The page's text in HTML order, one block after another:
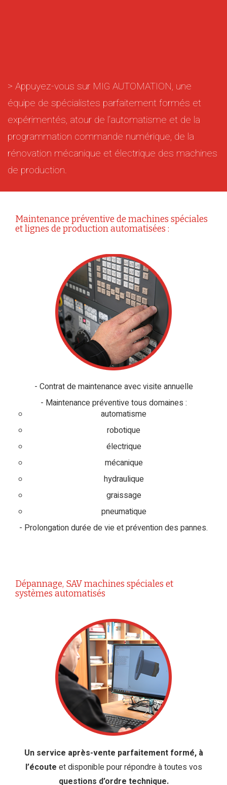
> Appuyez-vous sur MIG AUTOMATION, une
équipe de spécialistes parfaitement formés et
expérimentés, atour de l’automatisme et de la
programmation commande numérique, de la
rénovation mécanique et électrique des machines
de production.
Maintenance préventive de machines spéciales
et lignes de production automatisées :
Contrat de maintenance avec visite annuelle
Maintenance préventive tous domaines :
automatisme
robotique
électrique
mécanique
hydraulique
graissage
pneumatique
Prolongation durée de vie et prévention des pannes.
Dépannage, SAV machines spéciales et
systèmes automatisés
Un service après-vente parfaitement formé, à
l’écoute et disponible pour répondre à toutes vos
questions d’ordre technique.